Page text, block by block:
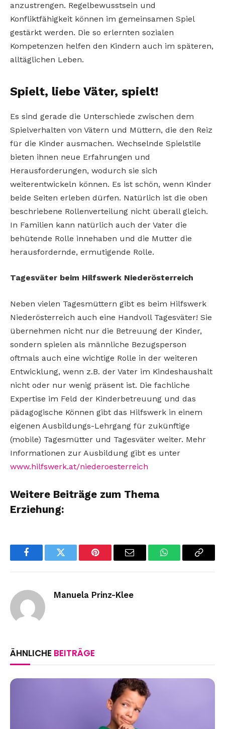
anzustrengen. Regelbewusstsein und
Konfliktfähigkeit können im gemeinsamen Spiel
gestärkt werden. Die so erlernten sozialen
Kompetenzen helfen den Kindern auch im späteren,
alltäglichen Leben.
Spielt, liebe Väter, spielt!
Es sind gerade die Unterschiede zwischen dem
Spielverhalten von Vätern und Müttern, die den Reiz
für die Kinder ausmachen. Wechselnde Spielstile
bieten ihnen neue Erfahrungen und
Herausforderungen, wodurch sie sich
weiterentwickeln können. Es ist schön, wenn Kinder
beide Seiten erleben dürfen. Natürlich ist die oben
beschriebene Rollenverteilung nicht überall gleich.
In Familien kann natürlich auch der Vater die
behütende Rolle innehaben und die Mutter die
herausfordernde, ermutigende Rolle.
Tagesväter beim Hilfswerk Niederösterreich
Neben vielen Tagesmüttern gibt es beim Hilfswerk
Niederösterreich auch eine Handvoll Tagesväter! Sie
übernehmen nicht nur die Betreuung der Kinder,
sondern spielen als männliche Bezugsperson
oftmals auch eine wichtige Rolle in der weiteren
Entwicklung, wenn z.B. der Vater im Kindeshaushalt
nicht oder nur wenig präsent ist. Die fachliche
Expertise im Feld der Kinderbetreuung und das
pädagogische Können gibt das Hilfswerk in einem
eigenen Ausbildungs-Lehrgang für zukünftige
(mobile) Tagesmütter und Tagesväter weiter. Mehr
Informationen zur Ausbildung gibt es unter
www.hilfswerk.at/niederoesterreich
Weitere Beiträge zum Thema
Erziehung:
FacebookTwitter Pinterest Email WhatsAppCopy
Manuela Prinz-Klee
ÄHNLICHE BEITRÄGE